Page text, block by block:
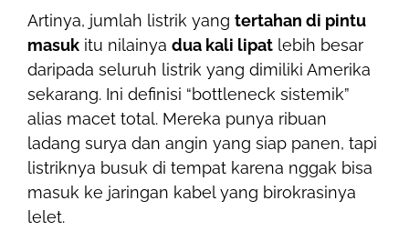
Artinya, jumlah listrik yang tertahan di pintu
masuk itu nilainya dua kali lipat lebih besar
daripada seluruh listrik yang dimiliki Amerika
sekarang. Ini definisi “bottleneck sistemik”
alias macet total. Mereka punya ribuan
ladang surya dan angin yang siap panen, tapi
listriknya busuk di tempat karena nggak bisa
masuk ke jaringan kabel yang birokrasinya
lelet.